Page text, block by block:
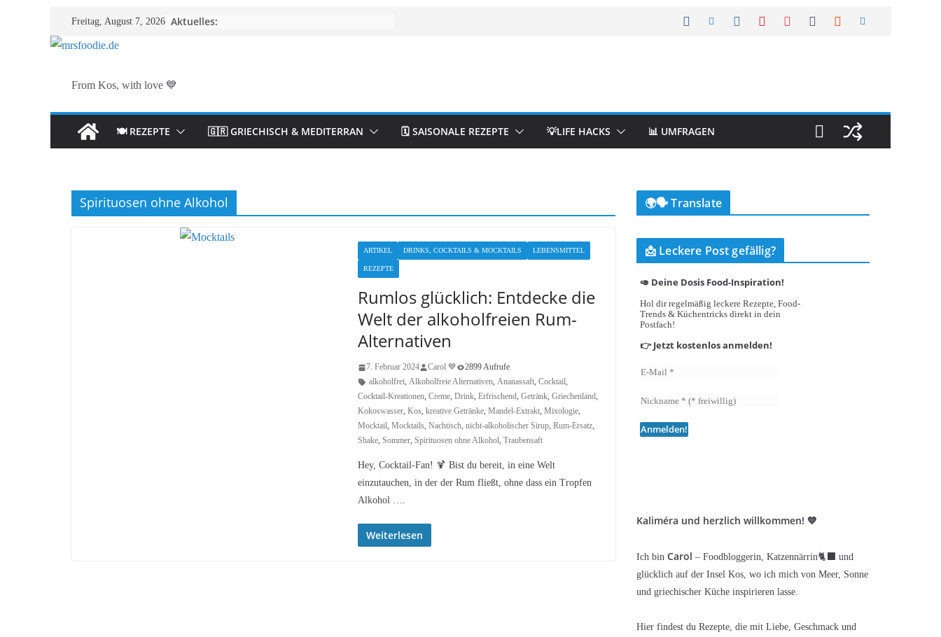
Inhalt
Freitag, August 7, 2026 Aktuelles:
From Kos, with love 💙
🍽️ REZEPTE 🇬🇷 GRIECHISCH & MEDITERRAN 🗓️ SAISONALE REZEPTE 💡LIFE HACKS 📊 UMFRAGEN
Spirituosen ohne Alkohol
ARTIKEL DRINKS, COCKTAILS & MOCKTAILS LEBENSMITTEL
REZEPTE
Rumlos glücklich: Entdecke die
Welt der alkoholfreien Rum-
Alternativen
7. Februar 2024 Carol 💙
2899 Aufrufe
alkoholfrei, Alkoholfreie Alternativen, Ananassaft, Cocktail,
Cocktail-Kreationen, Creme, Drink, Erfrischend, Getränk, Griechenland,
Kokoswasser, Kos, kreative Getränke, Mandel-Extrakt, Mixologie,
Mocktail, Mocktails, Nachtisch, nicht-alkoholischer Sirup, Rum-Ersatz,
Shake, Sommer, Spirituosen ohne Alkohol, Traubensaft
Hey, Cocktail-Fan! 🍹 Bist du bereit, in eine Welt
einzutauchen, in der der Rum fließt, ohne dass ein Tropfen
Alkohol ….
Weiterlesen
🌍🗣️ Translate
📩 Leckere Post gefällig?
🥑 Deine Dosis Food-Inspiration!
Hol dir regelmäßig leckere Rezepte, Food-
Trends & Küchentricks direkt in dein
Postfach!
👉 Jetzt kostenlos anmelden!
Kaliméra und herzlich willkommen! 💙
Ich bin Carol – Foodbloggerin, Katzennärrin🐈‍⬛ und
glücklich auf der Insel Kos, wo ich mich von Meer, Sonne
und griechischer Küche inspirieren lasse.
Hier findest du Rezepte, die mit Liebe, Geschmack und